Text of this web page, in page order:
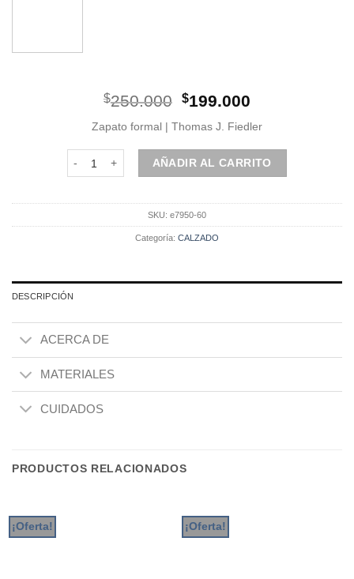
$250.000 El
original
era:
$250.000.
$199.000
actual
es:
$199.000.
Zapato formal | Thomas J. Fiedler
Zapato | Mocasín | Charol Negro | Antifaz cantidad
AÑADIR AL CARRITO
SKU: e7950-60
Categoría: CALZADO
DESCRIPCIÓN
ACERCA DE
MATERIALES
CUIDADOS
PRODUCTOS RELACIONADOS
¡Oferta! ¡Oferta!